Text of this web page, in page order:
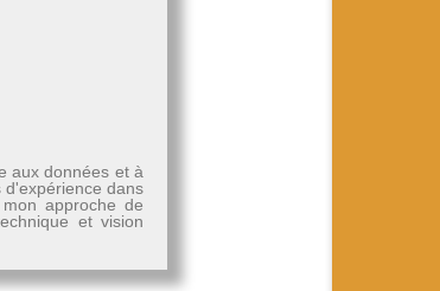
aux données et à
dans
approche de
et vision